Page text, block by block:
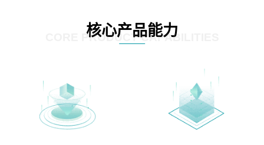
核心产品能力
CORE PRODUCT CAPABILITIES